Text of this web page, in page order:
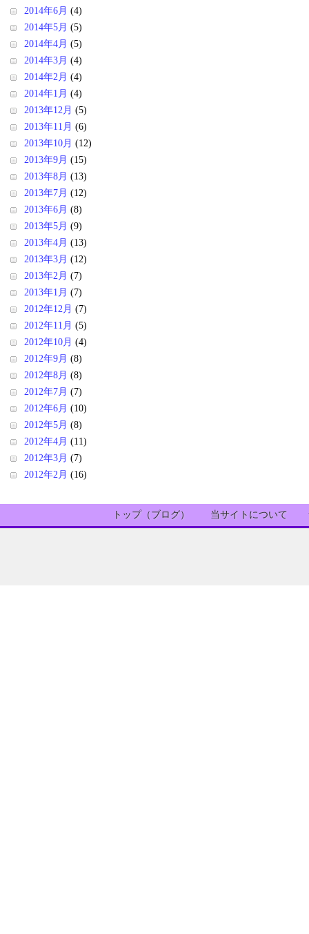
2014年6月 (4)
2014年5月 (5)
2014年4月 (5)
2014年3月 (4)
2014年2月 (4)
2014年1月 (4)
2013年12月 (5)
2013年11月 (6)
2013年10月 (12)
2013年9月 (15)
2013年8月 (13)
2013年7月 (12)
2013年6月 (8)
2013年5月 (9)
2013年4月 (13)
2013年3月 (12)
2013年2月 (7)
2013年1月 (7)
2012年12月 (7)
2012年11月 (5)
2012年10月 (4)
2012年9月 (8)
2012年8月 (8)
2012年7月 (7)
2012年6月 (10)
2012年5月 (8)
2012年4月 (11)
2012年3月 (7)
2012年2月 (16)
トップ（ブログ） 当サイトについて